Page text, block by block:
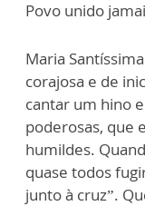
Povo unido
Maria
corajosa e de
cantar um hino
poderosas, que
humildes.
quase todos
junto à cruz”.